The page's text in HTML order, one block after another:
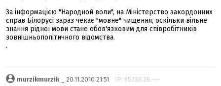
За інформацією "Народной воли", на Міністерство закордонних
справ Білорусі зараз чекає "мовне" чищення, оскільки вільне
знання рідної мови стане обов'язковим для співробітників
зовнішньополітичного відомства.
.
murzikmurzik_ 20.11.2010 21:51 IP: 95.133.26.---